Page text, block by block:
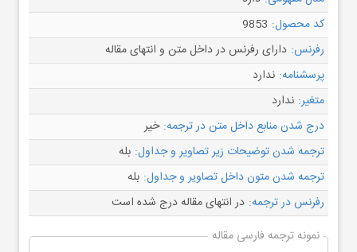
کد محصول: 9853
رفرنس: دارای رفرنس در داخل متن و انتهای مقاله
پرسشنامه: ندارد
متغیر: ندارد
درج شدن منابع داخل متن در ترجمه: خیر
ترجمه شدن توضیحات زیر تصاویر و جداول: بله
ترجمه شدن متون داخل تصاویر و جداول: بله
رفرنس در ترجمه: در انتهای مقاله درج شده است
نمونه ترجمه فارسی مقاله